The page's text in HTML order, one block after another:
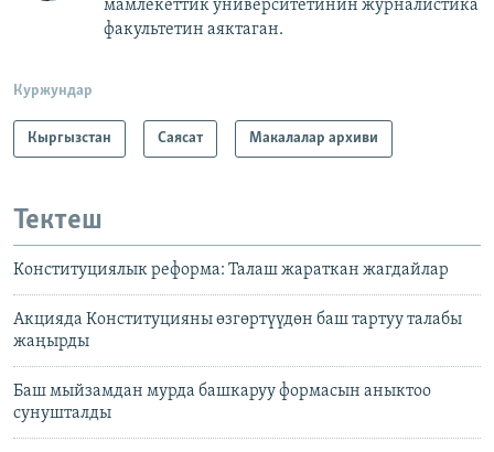
мамлекеттик университетинин журналистика
факультетин аяктаган.
Куржундар
Кыргызстан Саясат Макалалар архиви
Тектеш
Конституциялык реформа: Талаш жараткан жагдайлар
Акцияда Конституцияны өзгөртүүдөн баш тартуу талабы
жаңырды
Баш мыйзамдан мурда башкаруу формасын аныктоо
сунушталды